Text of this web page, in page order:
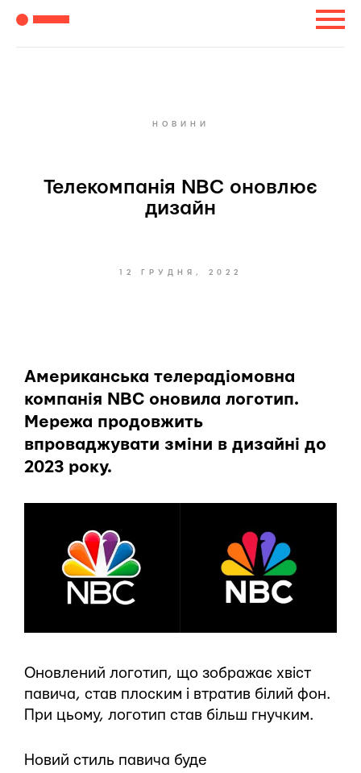
НОВИНИ
Телекомпанія NBC оновлює
дизайн
12 ГРУДНЯ, 2022
Американська телерадіомовна
компанія NBC оновила логотип.
Мережа продовжить
впроваджувати зміни в дизайні до
2023 року.
Оновлений логотип, що зображає хвіст
павича, став плоским і втратив білий фон.
При цьому, логотип став більш гнучким.
Новий стиль павича буде